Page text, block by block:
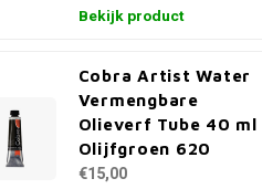
Bekijk product
Cobra Artist Water
Vermengbare
Olieverf Tube 40 ml
Olijfgroen 620
€15,00